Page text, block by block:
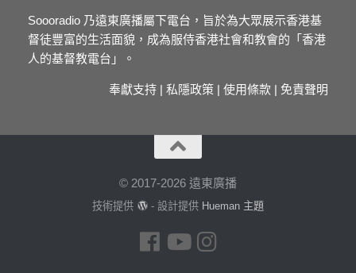
Soooradio 乃遠東廣播屬下電台，旨於為大眾展示香港基
督徒豐富的生活面貌，成為服侍香港社會和教會的「香港
人的基督教電台」。
奉獻支持 | 私隱政策 | 使用條款 | 免責聲明
© 2017-2026 遠東廣播
技術提供 - 設計提供 Hueman 主題